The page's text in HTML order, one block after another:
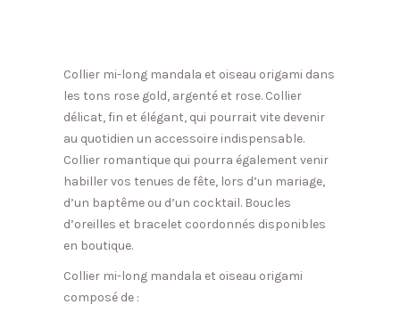
Collier mi-long mandala et oiseau origami dans
les tons rose gold, argenté et rose. Collier
délicat, fin et élégant, qui pourrait vite devenir
au quotidien un accessoire indispensable.
Collier romantique qui pourra également venir
habiller vos tenues de fête, lors d’un mariage,
d’un baptême ou d’un cocktail. Boucles
d’oreilles et bracelet coordonnés disponibles
en boutique.
Collier mi-long mandala et oiseau origami
composé de :